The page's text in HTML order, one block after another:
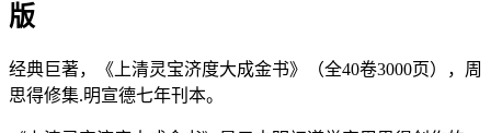
版
经典巨著，《上清灵宝济度大成金书》（全40卷3000页），周
思得修集.明宣德七年刊本。